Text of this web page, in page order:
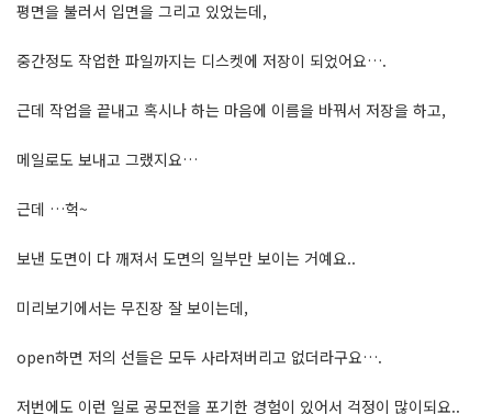
평면을 불러서 입면을 그리고 있었는데,
중간정도 작업한 파일까지는 디스켓에 저장이 되었어요….
근데 작업을 끝내고 혹시나 하는 마음에 이름을 바꿔서 저장을 하고,
메일로도 보내고 그랬지요…
근데 …헉~
보낸 도면이 다 깨져서 도면의 일부만 보이는 거예요..
미리보기에서는 무진장 잘 보이는데,
open하면 저의 선들은 모두 사라져버리고 없더라구요….
저번에도 이런 일로 공모전을 포기한 경험이 있어서 걱정이 많이되요..